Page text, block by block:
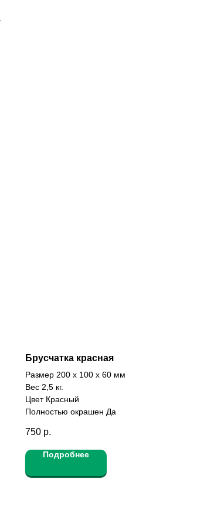
Брусчатка красная
Размер 200 х 100 х 60 мм
Вес 2,5 кг.
Цвет Красный
Полностью окрашен Да
750 р.
Подробнее